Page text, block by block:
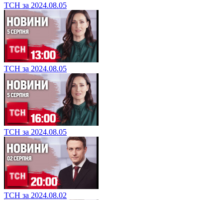
ТСН за 2024.08.05
ТСН за 2024.08.05
ТСН за 2024.08.05
ТСН за 2024.08.02